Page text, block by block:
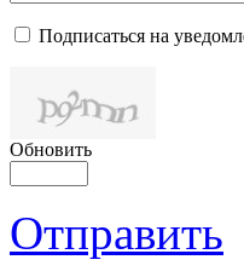
Подписаться на
Обновить
Отправить